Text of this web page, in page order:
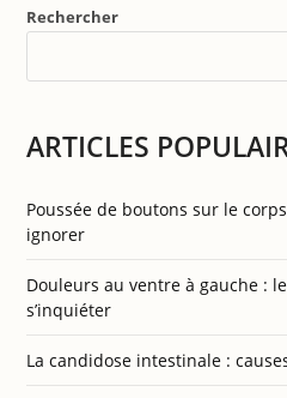
Rechercher
ARTICLES
Poussée de boutons sur le
ignorer
Douleurs au ventre à gauche :
s’inquiéter
La candidose intestinale :